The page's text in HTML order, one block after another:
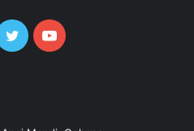
TwitterYouTube